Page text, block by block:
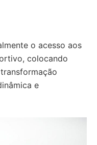
o acesso aos
colocando
e